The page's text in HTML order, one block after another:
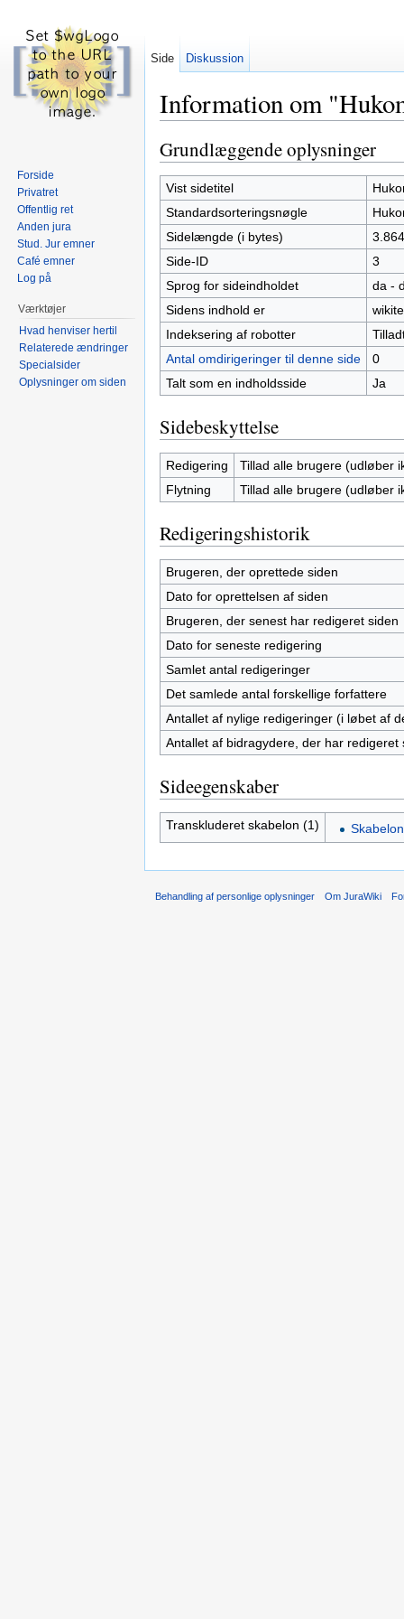
Information om
Grundlæggende oplysninger
Vist sidetitel
Standardsorteringsnøgle
Sidelængde (i bytes)
3.864
Side-ID
3
Sprog for sideindholdet
da -
Sidens indhold er
Indeksering af robotter
Antal omdirigeringer til denne side
0
Talt som en indholdsside
Ja
Sidebeskyttelse
Redigering
Tillad alle brugere (udløber
Flytning
Tillad alle brugere (udløber
Redigeringshistorik
Brugeren, der oprettede siden
Dato for oprettelsen af siden
Brugeren, der senest har redigeret siden
Dato for seneste redigering
Samlet antal redigeringer
Det samlede antal forskellige forfattere
Antallet af nylige redigeringer (i løbet af
Antallet af bidragydere, der har redigeret
Sideegenskaber
Transkluderet skabelon (1)
Side Diskussion
Forside
Privatret
Offentlig ret
Anden jura
Stud. Jur emner
Café emner
Log på
Værktøjer
Hvad henviser hertil
Relaterede ændringer
Specialsider
Oplysninger om siden
Behandling af personlige oplysninger Om JuraWiki